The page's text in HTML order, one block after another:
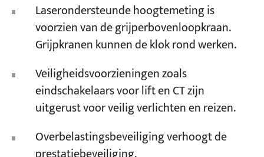
Laserondersteunde hoogtemeting is
voorzien van de grijperbovenloopkraan.
Grijpkranen kunnen de klok rond werken.
Veiligheidsvoorzieningen zoals
eindschakelaars voor lift en CT zijn
uitgerust voor veilig verlichten en reizen.
Overbelastingsbeveiliging verhoogt de